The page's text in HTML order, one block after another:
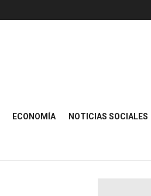
ECONOMÍA NOTICIAS SOCIALES